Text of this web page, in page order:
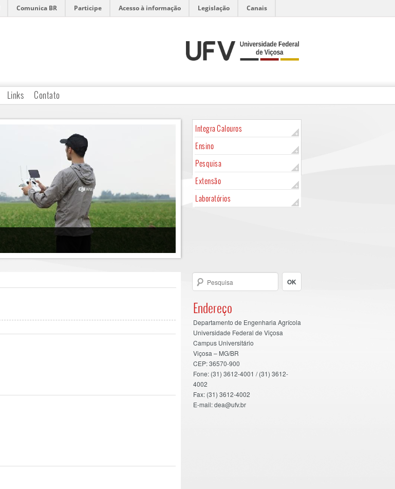
Comunica BR Participe Acesso à informação Legislação Canais
Links Contato
Integra Calouros
Ensino
Pesquisa
Extensão
Laboratórios
Endereço
Departamento de Engenharia Agrícola
Universidade Federal de Viçosa
Campus Universitário
Viçosa – MG/BR
CEP: 36570-900
Fone: (31) 3612-4001 / (31) 3612-
4002
Fax: (31) 3612-4002
E-mail: dea@ufv.br